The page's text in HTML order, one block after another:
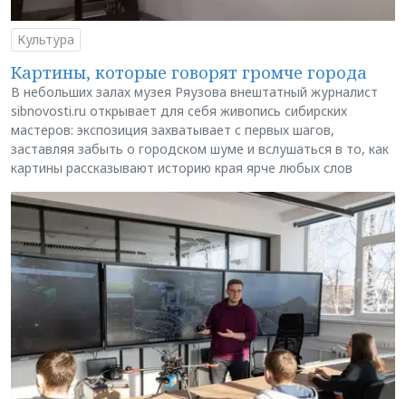
Культура
Картины, которые говорят громче города
В небольших залах музея Ряузова внештатный журналист
sibnovosti.ru открывает для себя живопись сибирских
мастеров: экспозиция захватывает с первых шагов,
заставляя забыть о городском шуме и вслушаться в то, как
картины рассказывают историю края ярче любых слов